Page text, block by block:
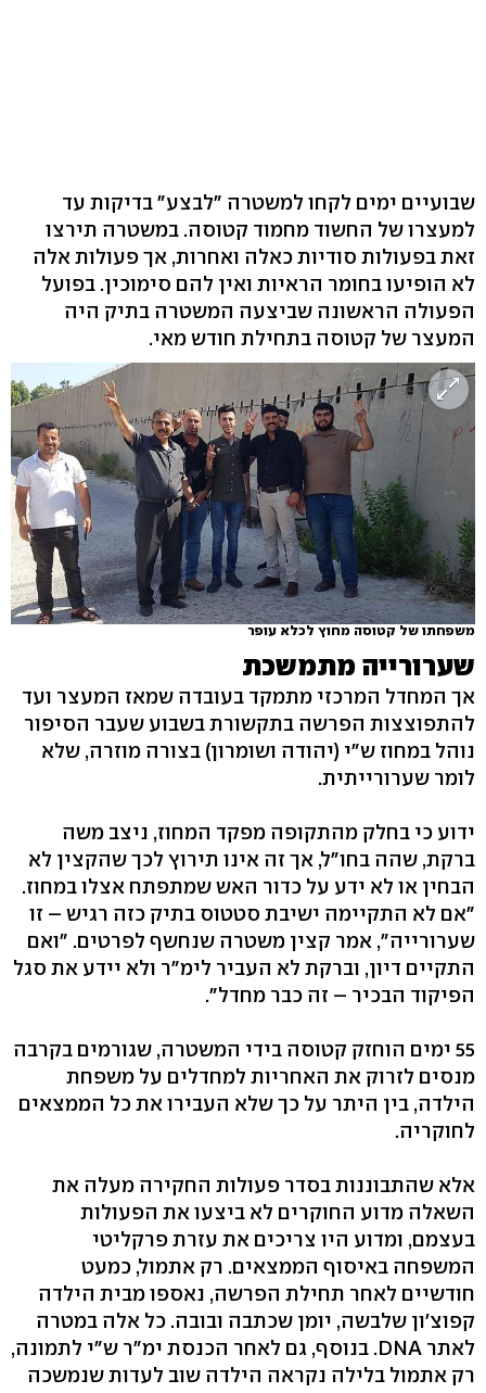
שבועיים ימים לקחו למשטרה "לבצע" בדיקות עד
למעצרו של החשוד מחמוד קטוסה. במשטרה תירצו
זאת בפעולות סודיות כאלה ואחרות, אך פעולות אלה
לא הופיעו בחומר הראיות ואין להם סימוכין. בפועל
הפעולה הראשונה שביצעה המשטרה בתיק היה
המעצר של קטוסה בתחילת חודש מאי.
משפחתו של קטוסה מחוץ לכלא עופר
שערורייה מתמשכת
אך המחדל המרכזי מתמקד בעובדה שמאז המעצר ועד
להתפוצצות הפרשה בתקשורת בשבוע שעבר הסיפור
נוהל במחוז ש"י (יהודה ושומרון) בצורה מוזרה, שלא
לומר שערורייתית.
ידוע כי בחלק מהתקופה מפקד המחוז, ניצב משה
ברקת, שהה בחו"ל, אך זה אינו תירוץ לכך שהקצין לא
הבחין או לא ידע על כדור האש שמתפתח אצלו במחוז.
"אם לא התקיימה ישיבת סטטוס בתיק כזה רגיש – זו
שערורייה", אמר קצין משטרה שנחשף לפרטים. "ואם
התקיים דיון, וברקת לא העביר לימ"ר ולא יידע את סגל
הפיקוד הבכיר – זה כבר מחדל".
55 ימים הוחזק קטוסה בידי המשטרה, שגורמים בקרבה
מנסים לזרוק את האחריות למחדלים על משפחת
הילדה, בין היתר על כך שלא העבירו את כל הממצאים
לחוקריה.
אלא שהתבוננות בסדר פעולות החקירה מעלה את
השאלה מדוע החוקרים לא ביצעו את הפעולות
בעצמם, ומדוע היו צריכים את עזרת פרקליטי
המשפחה באיסוף הממצאים. רק אתמול, כמעט
חודשיים לאחר תחילת הפרשה, נאספו מבית הילדה
קפוצ'ון שלבשה, יומן שכתבה ובובה. כל אלה במטרה
לאתר DNA. בנוסף, גם לאחר הכנסת ימ"ר ש"י לתמונה,
רק אתמול בלילה נקראה הילדה שוב לעדות שנמשכה